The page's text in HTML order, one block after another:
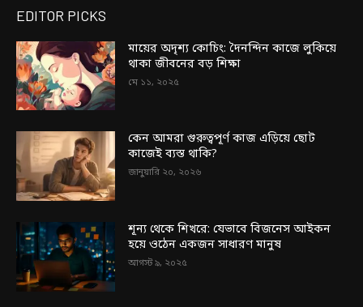
EDITOR PICKS
মায়ের অদৃশ্য কোচিং: দৈনন্দিন কাজে লুকিয়ে
থাকা জীবনের বড় শিক্ষা
মে ১১, ২০২৫
কেন আমরা গুরুত্বপূর্ণ কাজ এড়িয়ে ছোট
কাজেই ব্যস্ত থাকি?
জানুয়ারি ২০, ২০২৬
শূন্য থেকে শিখরে: যেভাবে বিজনেস আইকন
হয়ে ওঠেন একজন সাধারণ মানুষ
আগস্ট ৯, ২০২৫